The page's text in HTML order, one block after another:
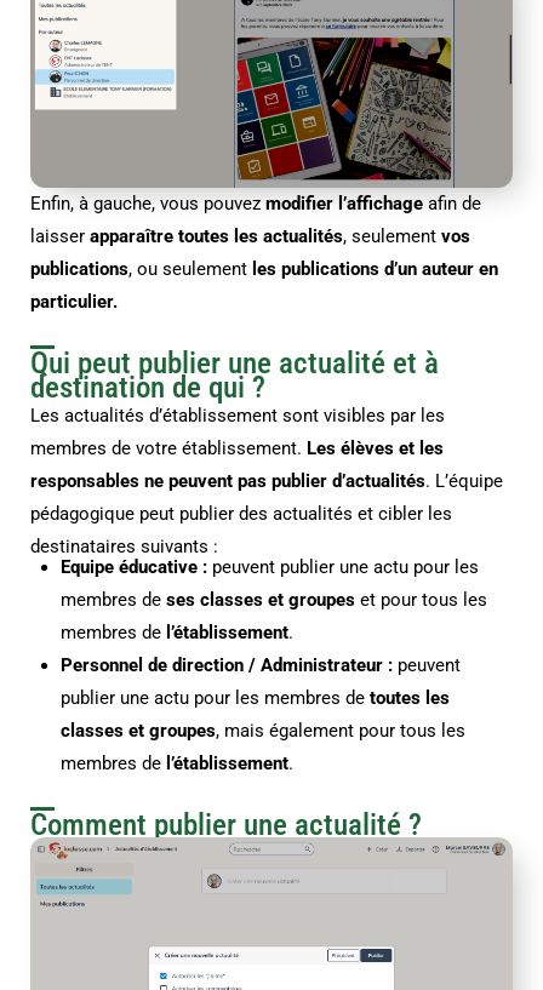
Enfin, à gauche, vous pouvez modifier l’affichage afin de
laisser apparaître toutes les actualités, seulement vos
publications, ou seulement les publications d’un auteur en
particulier.
Qui peut publier une actualité et à
destination de qui ?
Les actualités d’établissement sont visibles par les
membres de votre établissement. Les élèves et les
responsables ne peuvent pas publier d’actualités. L’équipe
pédagogique peut publier des actualités et cibler les
destinataires suivants :
Equipe éducative : peuvent publier une actu pour les
membres de ses classes et groupes et pour tous les
membres de l’établissement.
Personnel de direction / Administrateur : peuvent
publier une actu pour les membres de toutes les
classes et groupes, mais également pour tous les
membres de l’établissement.
Comment publier une actualité ?